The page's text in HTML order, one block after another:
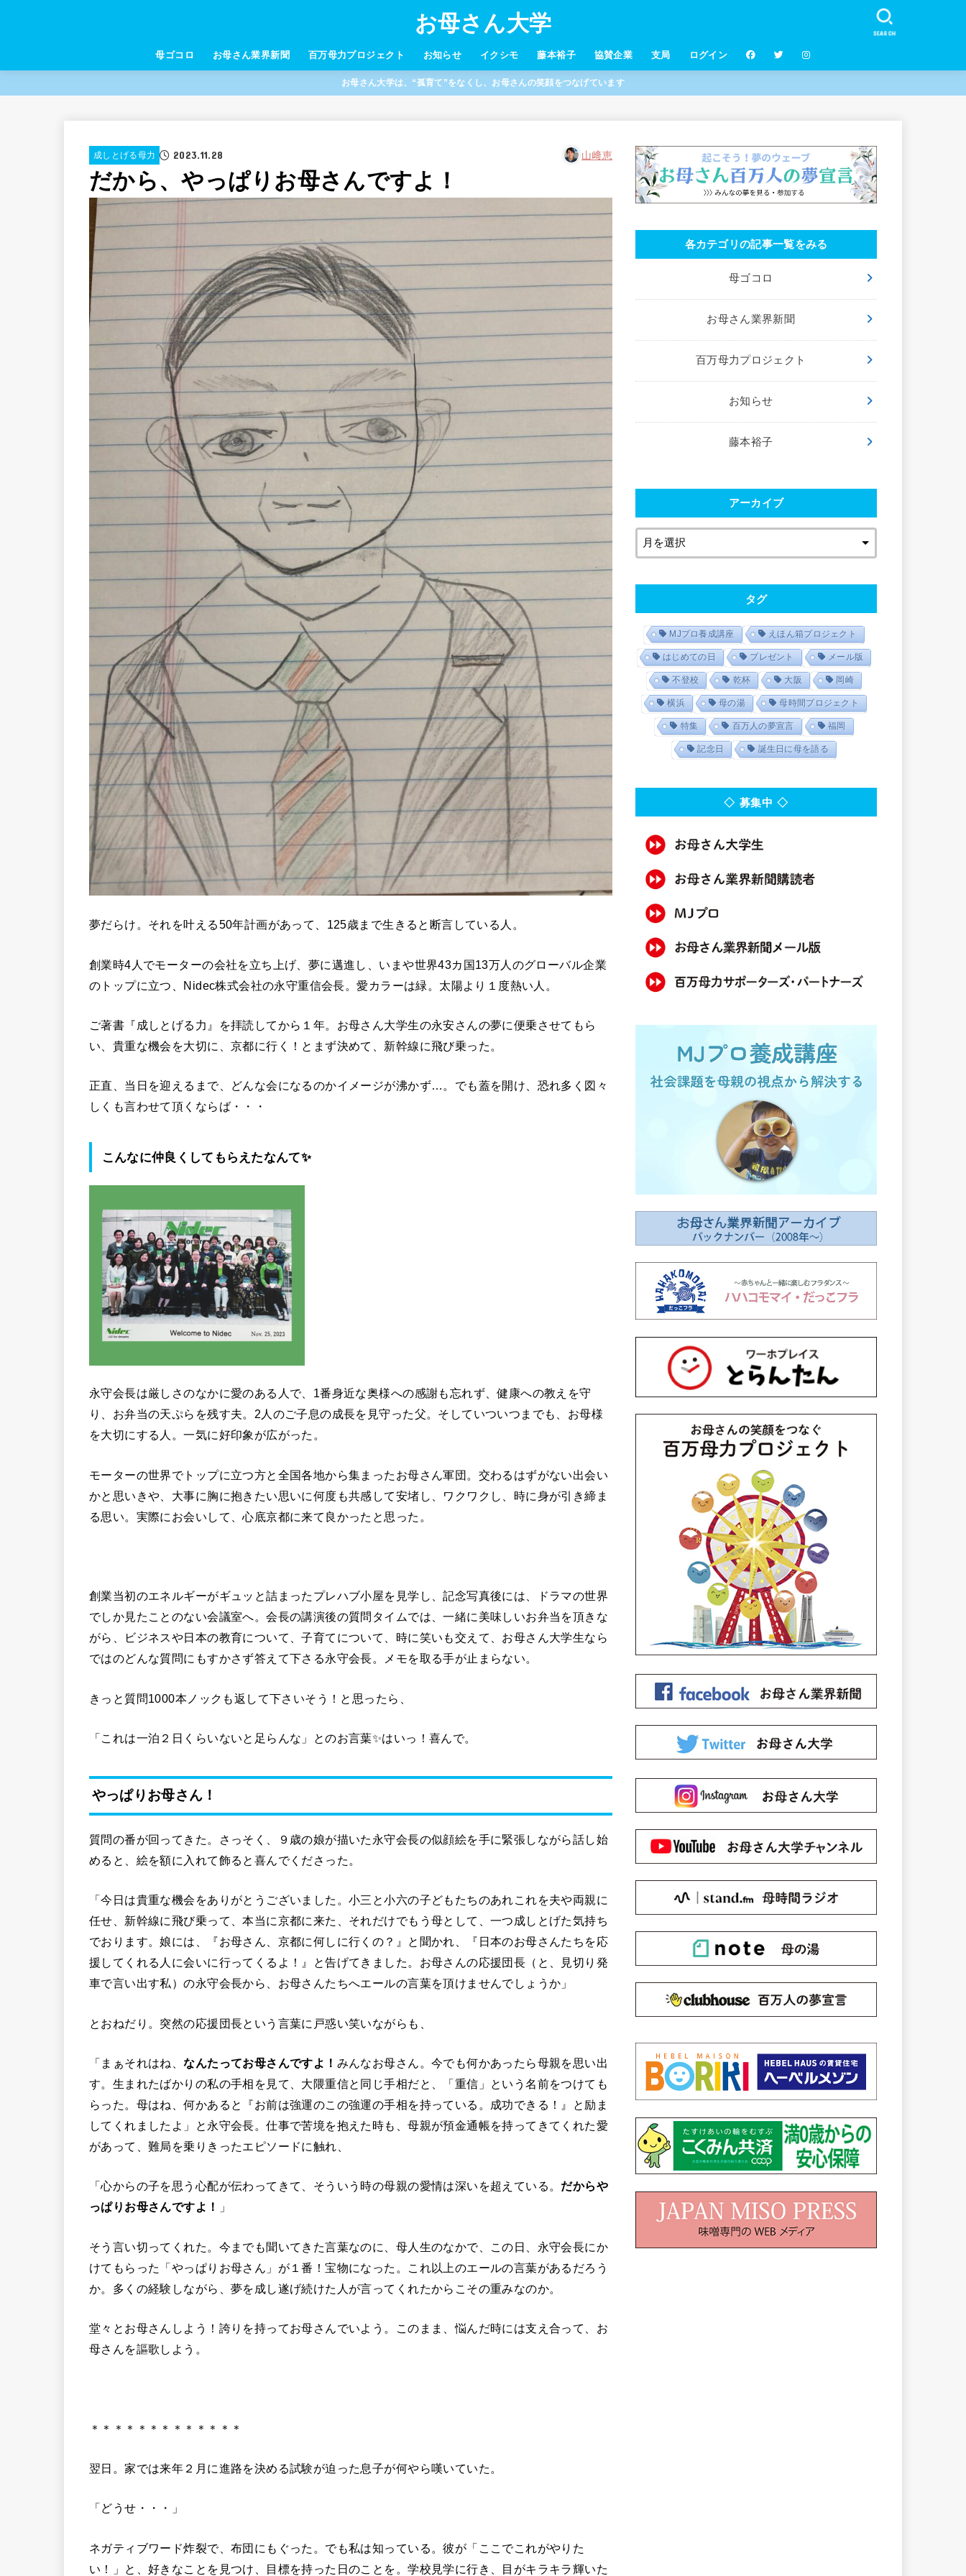
お母さん大学
母ゴコロ お母さん業界新聞 百万母力プロジェクト お知らせ イクシモ 藤本裕子 協賛企業 支局 ログイン
SEARCH
お母さん大学は、“孤育て”をなくし、お母さんの笑顔をつなげています
成しとげる母力 2023.11.28 山﨑恵
だから、やっぱりお母さんですよ！
夢だらけ。それを叶える50年計画があって、125歳まで生きると断言している人。
創業時4人でモーターの会社を立ち上げ、夢に邁進し、いまや世界43カ国13万人のグローバル企業
のトップに立つ、Nidec株式会社の永守重信会長。愛カラーは緑。太陽より１度熱い人。
ご著書『成しとげる力』を拝読してから１年。お母さん大学生の永安さんの夢に便乗させてもら
い、貴重な機会を大切に、京都に行く！とまず決めて、新幹線に飛び乗った。
正直、当日を迎えるまで、どんな会になるのかイメージが沸かず…。でも蓋を開け、恐れ多く図々
しくも言わせて頂くならば・・・
こんなに仲良くしてもらえたなんて✨
永守会長は厳しさのなかに愛のある人で、1番身近な奥様への感謝も忘れず、健康への教えを守
り、お弁当の天ぷらを残す夫。2人のご子息の成長を見守った父。そしていついつまでも、お母様
を大切にする人。一気に好印象が広がった。
モーターの世界でトップに立つ方と全国各地から集まったお母さん軍団。交わるはずがない出会い
かと思いきや、大事に胸に抱きたい思いに何度も共感して安堵し、ワクワクし、時に身が引き締ま
る思い。実際にお会いして、心底京都に来て良かったと思った。
創業当初のエネルギーがギュッと詰まったプレハブ小屋を見学し、記念写真後には、ドラマの世界
でしか見たことのない会議室へ。会長の講演後の質問タイムでは、一緒に美味しいお弁当を頂きな
がら、ビジネスや日本の教育について、子育てについて、時に笑いも交えて、お母さん大学生なら
ではのどんな質問にもすかさず答えて下さる永守会長。メモを取る手が止まらない。
きっと質問1000本ノックも返して下さいそう！と思ったら、
「これは一泊２日くらいないと足らんな」とのお言葉✨はいっ！喜んで。
やっぱりお母さん！
質問の番が回ってきた。さっそく、９歳の娘が描いた永守会長の似顔絵を手に緊張しながら話し始
めると、絵を額に入れて飾ると喜んでくださった。
「今日は貴重な機会をありがとうございました。小三と小六の子どもたちのあれこれを夫や両親に
任せ、新幹線に飛び乗って、本当に京都に来た、それだけでもう母として、一つ成しとげた気持ち
でおります。娘には、『お母さん、京都に何しに行くの？』と聞かれ、『日本のお母さんたちを応
援してくれる人に会いに行ってくるよ！』と告げてきました。お母さんの応援団長（と、見切り発
車で言い出す私）の永守会長から、お母さんたちへエールの言葉を頂けませんでしょうか」
とおねだり。突然の応援団長という言葉に戸惑い笑いながらも、
「まぁそれはね、なんたってお母さんですよ！ みんなお母さん。今でも何かあったら母親を思い出
す。生まれたばかりの私の手相を見て、大隈重信と同じ手相だと、「重信」という名前をつけても
らった。母はね、何かあると『お前は強運のこの強運の手相を持っている。成功できる！』と励ま
してくれましたよ」と永守会長。仕事で苦境を抱えた時も、母親が預金通帳を持ってきてくれた愛
があって、難局を乗りきったエピソードに触れ、
「心からの子を思う心配が伝わってきて、そういう時の母親の愛情は深いを超えている。 だからや
っぱりお母さんですよ！
」
そう言い切ってくれた。今までも聞いてきた言葉なのに、母人生のなかで、この日、永守会長にか
けてもらった「やっぱりお母さん」が１番！宝物になった。これ以上のエールの言葉があるだろう
か。多くの経験しながら、夢を成し遂げ続けた人が言ってくれたからこその重みなのか。
堂々とお母さんしよう！誇りを持ってお母さんでいよう。このまま、悩んだ時には支え合って、お
母さんを謳歌しよう。
＊＊＊＊＊＊＊＊＊＊＊＊＊
翌日。家では来年２月に進路を決める試験が迫った息子が何やら嘆いていた。
「どうせ・・・」
ネガティブワード炸裂で、布団にもぐった。でも私は知っている。彼が「ここでこれがやりた
い！」と、好きなことを見つけ、目標を持った日のことを。学校見学に行き、目がキラキラ輝いた
各カテゴリの記事一覧をみる
母ゴコロ
お母さん業界新聞
百万母力プロジェクト
お知らせ
藤本裕子
アーカイブ
タグ
MJプロ養成講座 えほん箱プロジェクト
はじめての日 プレゼント メール版
不登校 乾杯 大阪 岡崎
横浜 母の湯 母時間プロジェクト
特集 百万人の夢宣言 福岡
記念日 誕生日に母を語る
◇ 募集中 ◇